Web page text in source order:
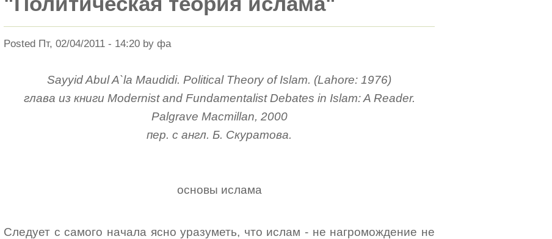
Posted Пт, 02/04/2011 - 14:20 by фа
Sayyid Abul A`la Maudidi. Political Theory of Islam. (Lahore: 1976)
глава из книги Modernist and Fundamentalist Debates in Islam: A Reader.
Palgrave Macmillan, 2000
пер. с англ. Б. Скуратова.
основы ислама
Следует с самого начала ясно уразуметь, что ислам - не нагромождение не